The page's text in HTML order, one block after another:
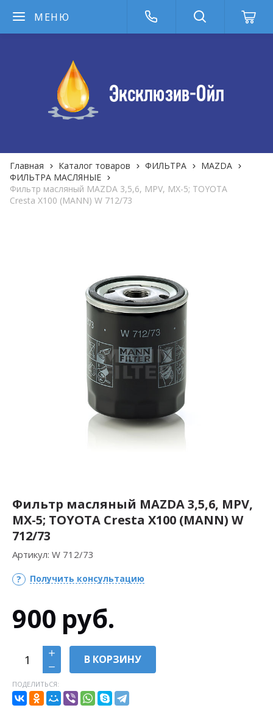
МЕНЮ
Главная Каталог товаров ФИЛЬТРА
MAZDA
ФИЛЬТРА MАСЛЯНЫЕ
Фильтр масляный MAZDA 3,5,6, MPV, MX-5; TOYOTA
Cresta X100 (MANN) W 712/73
Фильтр масляный MAZDA 3,5,6, MPV,
MX-5; TOYOTA Cresta X100 (MANN) W
712/73
Артикул: W 712/73
Получить консультацию
900 руб.
В КОРЗИНУ
ПОДЕЛИТЬСЯ: